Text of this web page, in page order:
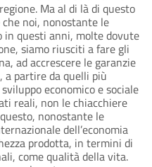
Ma al di là di questo
noi, nonostante le
questi anni, molte dovute
siamo riusciti a fare gli
ad accrescere le garanzie
partire da quelli più
economico e sociale
reali, non le chiacchiere
nonostante le
dell’economia
prodotta, in termini di
come qualità della vita.